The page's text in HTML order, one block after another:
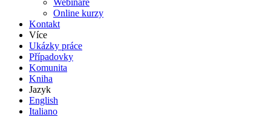
Webináře
Online kurzy
Kontakt
Více
Ukázky práce
Případovky
Komunita
Kniha
Jazyk
English
Italiano